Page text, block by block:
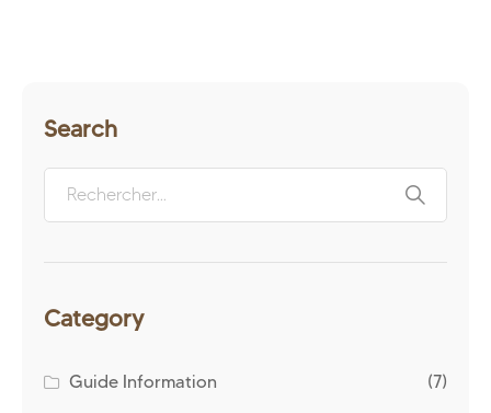
Search
Category
Guide Information (7)